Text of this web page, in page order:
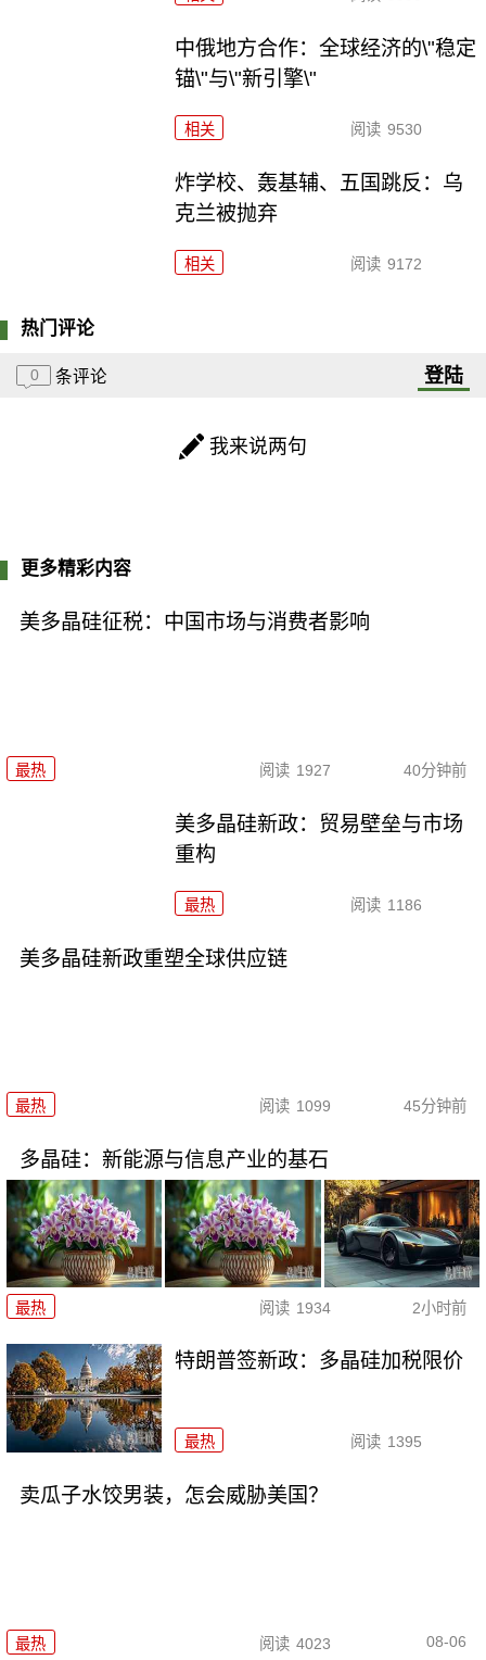
中俄地方合作：全球经济的\"稳定
锚\"与\"新引擎\"
相关 阅读 9530
炸学校、轰基辅、五国跳反：乌
克兰被抛弃
相关 阅读 9172
热门评论
0 条评论 登陆
我来说两句
更多精彩内容
美多晶硅征税：中国市场与消费者影响
最热 阅读 1927 40分钟前
美多晶硅新政：贸易壁垒与市场
重构
最热 阅读 1186
美多晶硅新政重塑全球供应链
最热 阅读 1099 45分钟前
多晶硅：新能源与信息产业的基石
最热 阅读 1934 2小时前
特朗普签新政：多晶硅加税限价
最热 阅读 1395
卖瓜子水饺男装，怎会威胁美国？
最热 阅读 4023 08-06